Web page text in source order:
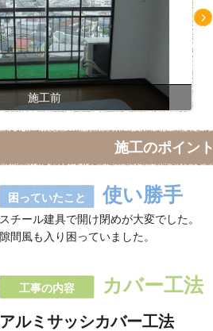
施工前
施工のポイント
困っていたこと 使い勝手
スチール建具で開け閉めが大変でした。
隙間風も入り困っていました。
工事の内容 カバー工法
アルミサッシカバー工法